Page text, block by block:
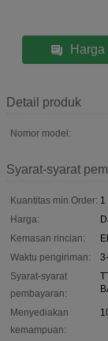
Detail produk
Nomor model:
Syarat-syarat
Kuantitas min Order: 1
Harga:
Kemasan rincian:
Waktu pengiriman:
Syarat-syarat
pembayaran:
Menyediakan
kemampuan: